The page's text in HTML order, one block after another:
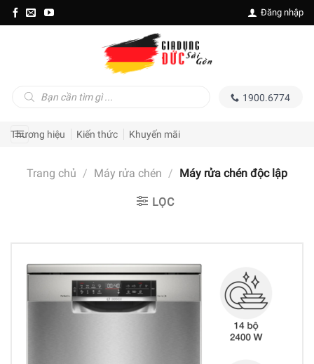
Skip
to
Đăng nhập
kiếm
1900.6774
Thương hiệu Kiến thức Khuyến mãi
Trang chủ / Máy rửa chén / Máy rửa chén độc lập
LỌC